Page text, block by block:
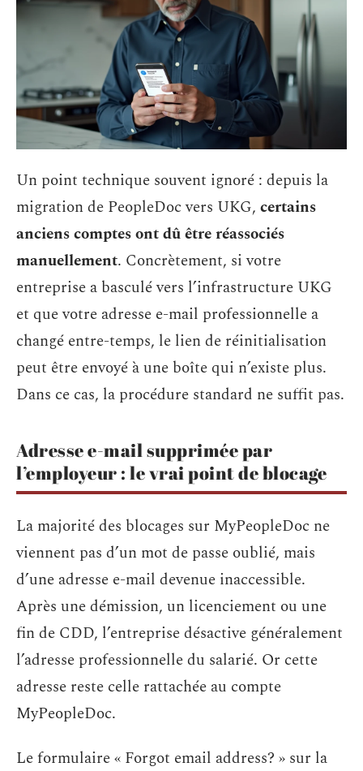
Un point technique souvent ignoré : depuis la
migration de PeopleDoc vers UKG, certains
anciens comptes ont dû être réassociés
manuellement. Concrètement, si votre
entreprise a basculé vers l’infrastructure UKG
et que votre adresse e-mail professionnelle a
changé entre-temps, le lien de réinitialisation
peut être envoyé à une boîte qui n’existe plus.
Dans ce cas, la procédure standard ne suffit pas.
Adresse e-mail supprimée par
l’employeur : le vrai point de blocage
La majorité des blocages sur MyPeopleDoc ne
viennent pas d’un mot de passe oublié, mais
d’une adresse e-mail devenue inaccessible.
Après une démission, un licenciement ou une
fin de CDD, l’entreprise désactive généralement
l’adresse professionnelle du salarié. Or cette
adresse reste celle rattachée au compte
MyPeopleDoc.
Le formulaire « Forgot email address? » sur la